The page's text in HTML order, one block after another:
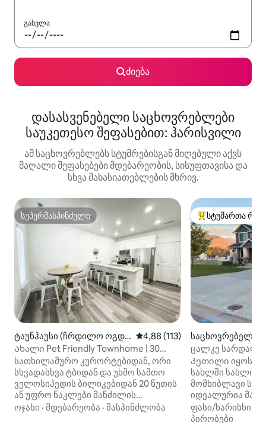
გასვლა
ძიება
დასასვენებელი საცხოვრებლები
საუკეთესო შეფასებით: ჰარისვილი
ამ საცხოვრებლებს სტუმრებისგან მიღებული აქვს
მაღალი შეფასებები მდებარეობის, სისუფთავისა და
სხვა მახასიათებლების მხრივ.
სუპერმასპინძელი
სუპერმასპინძელი
ტაუნჰაუსი (ჩრდილო ოგდე
ნი)
საშუალო შეფასებაა 5‑დან
4,88 (113)
Ახალი Pet Friendly Townhome | 30
წუთი სათხილამუროდ!
სათხილამურო კურორტებიდან, ორი
სხვადასხვა ტბიდან და უხმო სამთო
ველოსიპედის ბილიკებიდან 20 წუთის
ან უფრო ნაკლები მანძილის
მოშორებით მდებარე ეს ადგილი
ოჯახი · მდებარეობა · მასპინძლობა
სტუმართა
სტუმართა
საცხოვრებელი
iew)
ცალკე სარდაფი
სააბაზანო და
Კეთილი იყოს
სახლში
მომხიბლავი
იდეალურია
წყვილებისთვის,
მეგობრისთვის
ფასი/ხარისხი
პირობები